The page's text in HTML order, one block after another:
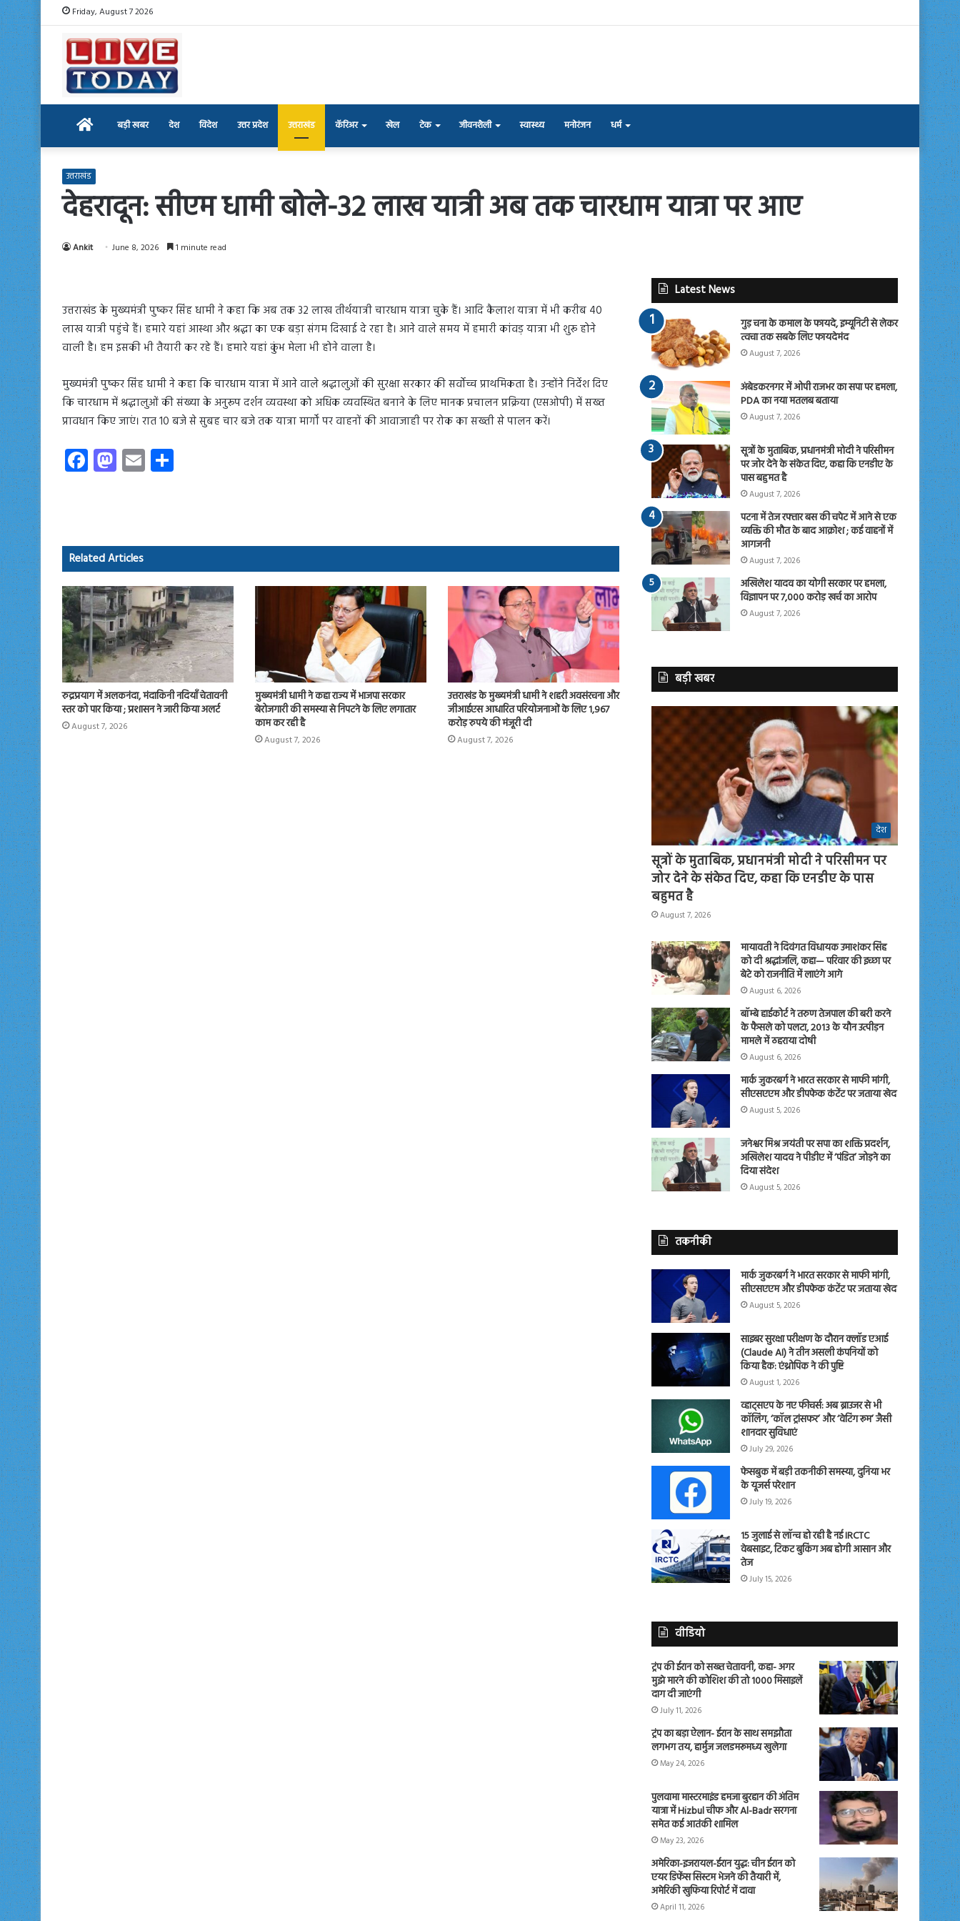
Friday, August 7 2026
Home बड़ी खबर देश विदेश उत्तर प्रदेश उत्तराखंड कॅरिअर खेल टेक जीवनशैली स्वास्थ्य मनोरंजन धर्म
उत्तराखंड
देहरादून: सीएम धामी बोले-32 लाख यात्री अब तक चारधाम यात्रा पर आए
Ankit June 8, 2026 1 minute read
उत्तराखंड के मुख्यमंत्री पुष्कर सिंह धामी ने कहा कि अब तक 32 लाख तीर्थयात्री चारधाम यात्रा चुके हैं। आदि कैलाश यात्रा में भी करीब 40
लाख यात्री पहुंचे हैं। हमारे यहां आस्था और श्रद्धा का एक बड़ा संगम दिखाई दे रहा है। आने वाले समय में हमारी कांवड़ यात्रा भी शुरू होने
वाली है। हम इसकी भी तैयारी कर रहे हैं। हमारे यहां कुंभ मेला भी होने वाला है।
मुख्यमंत्री पुष्कर सिंह धामी ने कहा कि चारधाम यात्रा में आने वाले श्रद्धालुओं की सुरक्षा सरकार की सर्वोच्च प्राथमिकता है। उन्होंने निर्देश दिए
कि चारधाम में श्रद्धालुओं की संख्या के अनुरूप दर्शन व्यवस्था को अधिक व्यवस्थित बनाने के लिए मानक प्रचालन प्रक्रिया (एसओपी) में सख्त
प्रावधान किए जाएं। रात 10 बजे से सुबह चार बजे तक यात्रा मार्गों पर वाहनों की आवाजाही पर रोक का सख्ती से पालन करें।
Fa
ce
ok
M
as
o
n
E
m
Related Articles
रुद्रप्रयाग में अलकनंदा, मंदाकिनी नदियाँ चेतावनी
स्तर को पार किया ; प्रशासन ने जारी किया अलर्ट
August 7, 2026
मुख्यमंत्री धामी ने कहा राज्य में भाजपा सरकार
बेरोजगारी की समस्या से निपटने के लिए लगातार
काम कर रही है
August 7, 2026
उत्तराखंड के मुख्यमंत्री धामी ने शहरी अवसंरचना और
जीआईएस आधारित परियोजनाओं के लिए 1,967
करोड़ रुपये की मंजूरी दी
August 7, 2026
Latest News
गुड़ चना के कमाल के फायदे, इम्यूनिटी से लेकर
त्वचा तक सबके लिए फायदेमंद
August 7, 2026
अंबेडकरनगर में ओपी राजभर का सपा पर हमला,
PDA का नया मतलब बताया
August 7, 2026
सूत्रों के मुताबिक, प्रधानमंत्री मोदी ने परिसीमन
पर जोर देने के संकेत दिए, कहा कि एनडीए के
पास बहुमत है
August 7, 2026
पटना में तेज रफ्तार बस की चपेट में आने से एक
व्यक्ति की मौत के बाद आक्रोश ; कई वाहनों में
आगजनी
August 7, 2026
अखिलेश यादव का योगी सरकार पर हमला,
विज्ञापन पर 7,000 करोड़ खर्च का आरोप
August 7, 2026
बड़ी खबर
देश
सूत्रों के मुताबिक, प्रधानमंत्री मोदी ने परिसीमन पर
जोर देने के संकेत दिए, कहा कि एनडीए के पास
बहुमत है
August 7, 2026
मायावती ने दिवंगत विधायक उमाशंकर सिंह
को दी श्रद्धांजलि, कहा— परिवार की इच्छा पर
बेटे को राजनीति में लाएंगे आगे
August 6, 2026
बॉम्बे हाईकोर्ट ने तरुण तेजपाल की बरी करने
के फैसले को पलटा, 2013 के यौन उत्पीड़न
मामले में ठहराया दोषी
August 6, 2026
मार्क जुकरबर्ग ने भारत सरकार से माफी मांगी,
सीएसएएम और डीपफेक कंटेंट पर जताया खेद
August 5, 2026
जनेश्वर मिश्र जयंती पर सपा का शक्ति प्रदर्शन,
अखिलेश यादव ने पीडीए में ‘पंडित’ जोड़ने का
दिया संदेश
August 5, 2026
तकनीकी
मार्क जुकरबर्ग ने भारत सरकार से माफी मांगी,
सीएसएएम और डीपफेक कंटेंट पर जताया खेद
August 5, 2026
साइबर सुरक्षा परीक्षण के दौरान क्लॉड एआई
(Claude AI) ने तीन असली कंपनियों को
किया हैक: एंथ्रोपिक ने की पुष्टि
August 1, 2026
व्हाट्सएप के नए फीचर्स: अब ब्राउजर से भी
कॉलिंग, ‘कॉल ट्रांसफर’ और ‘वेटिंग रूम’ जैसी
शानदार सुविधाएं
July 29, 2026
फेसबुक में बड़ी तकनीकी समस्या, दुनिया भर
के यूजर्स परेशान
July 19, 2026
15 जुलाई से लॉन्च हो रही है नई IRCTC
वेबसाइट, टिकट बुकिंग अब होगी आसान और
तेज
July 15, 2026
वीडियो
ट्रंप की ईरान को सख्त चेतावनी, कहा- अगर
मुझे मारने की कोशिश की तो 1000 मिसाइलें
दाग दी जाएंगी
July 11, 2026
ट्रंप का बड़ा ऐलान- ईरान के साथ समझौता
लगभग तय, हार्मुज जलडमरूमध्य खुलेगा
May 24, 2026
पुलवामा मास्टरमाइंड हमजा बुरहान की अंतिम
यात्रा में Hizbul चीफ और Al-Badr सरगना
समेत कई आतंकी शामिल
May 23, 2026
अमेरिका-इजरायल-ईरान युद्ध: चीन ईरान को
एयर डिफेंस सिस्टम भेजने की तैयारी में,
अमेरिकी खुफिया रिपोर्ट में दावा
April 11, 2026